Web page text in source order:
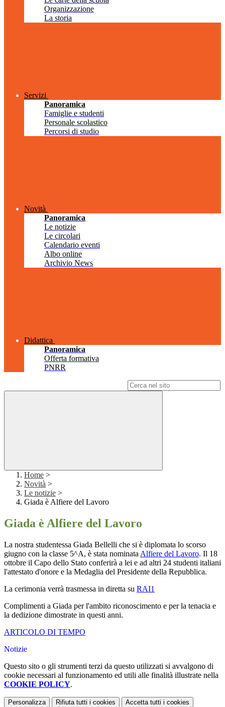
Organizzazione
La storia
Servizi
Panoramica
Famiglie e studenti
Personale scolastico
Percorsi di studio
Novità
Panoramica
Le notizie
Le circolari
Calendario eventi
Albo online
Archivio News
Didattica
Panoramica
Offerta formativa
PNRR
Home >
Novità >
Le notizie >
Giada è Alfiere del Lavoro
Giada è Alfiere del Lavoro
La nostra studentessa Giada Bellelli che si è diplomata lo scorso
giugno con la classe 5^A, è stata nominata Alfiere del Lavoro. Il 18
ottobre il Capo dello Stato conferirà a lei e ad altri 24 studenti italiani
l'attestato d'onore e la Medaglia del Presidente della Repubblica.
La cerimonia verrà trasmessa in diretta su RAI1
Complimenti a Giada per l'ambito riconoscimento e per la tenacia e
la dedizione dimostrate in questi anni.
ARTICOLO DI TEMPO
Notizie
Questo sito o gli strumenti terzi da questo utilizzati si avvalgono di
cookie necessari al funzionamento ed utili alle finalità illustrate nella
COOKIE POLICY.
Personalizza Rifiuta tutti i cookies Accetta tutti i cookies